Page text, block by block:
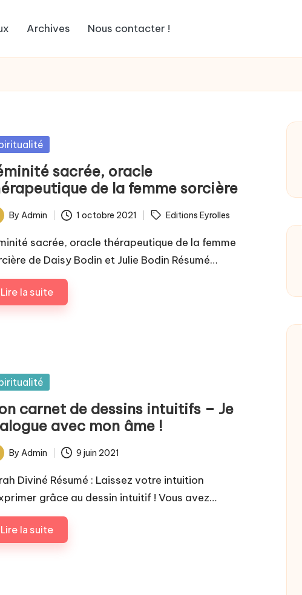
Archives Nous contacter !
sacrée, oracle
de la femme sorcière
By Admin 1 octobre 2021 Editions Eyrolles
sacrée, oracle thérapeutique de la femme
de Daisy Bodin et Julie Bodin Résumé…
Lire la suite
carnet de dessins intuitifs – Je
avec mon âme !
By Admin 9 juin 2021
Diviné Résumé : Laissez votre intuition
grâce au dessin intuitif ! Vous avez…
Lire la suite